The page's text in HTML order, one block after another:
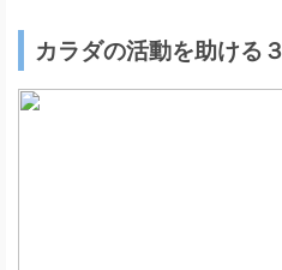
カラダの活動を助ける